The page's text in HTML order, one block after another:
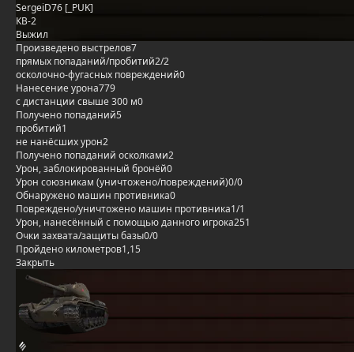
SergeiD76 [_PUK]
КВ-2
Выжил
Произведено выстрелов7
прямых попаданий/пробитий2/2
осколочно-фугасных повреждений0
Нанесение урона779
с дистанции свыше 300 м0
Получено попаданий5
пробитий1
не нанёсших урон2
Получено попаданий осколками2
Урон, заблокированный бронёй0
Урон союзникам (уничтожено/повреждений)0/0
Обнаружено машин противника0
Повреждено/уничтожено машин противника1/1
Урон, нанесённый с помощью данного игрока251
Очки захвата/защиты базы0/0
Пройдено километров1,15
Закрыть